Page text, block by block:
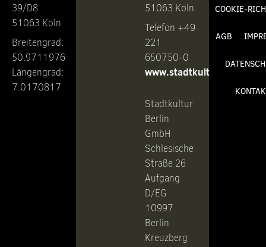
39/D8
51063 Köln
Breitengrad:
50.9711976
Längengrad:
7.0170817
51063 Köln
Telefon +49
221
650750-0
www.stadtkultur.de
Stadtkultur
Berlin
GmbH
Schlesische
Straße 26
Aufgang
D/EG
10997
Berlin
Kreuzberg
COOKIE-
AGB